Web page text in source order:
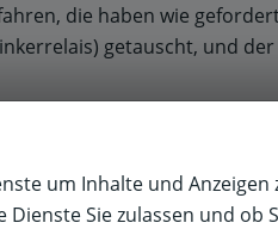
die haben wie
getauscht, und
Probleme und Reibereien
der Reparatur-Abwicklung
um Inhalte und
Sie zulassen und ob